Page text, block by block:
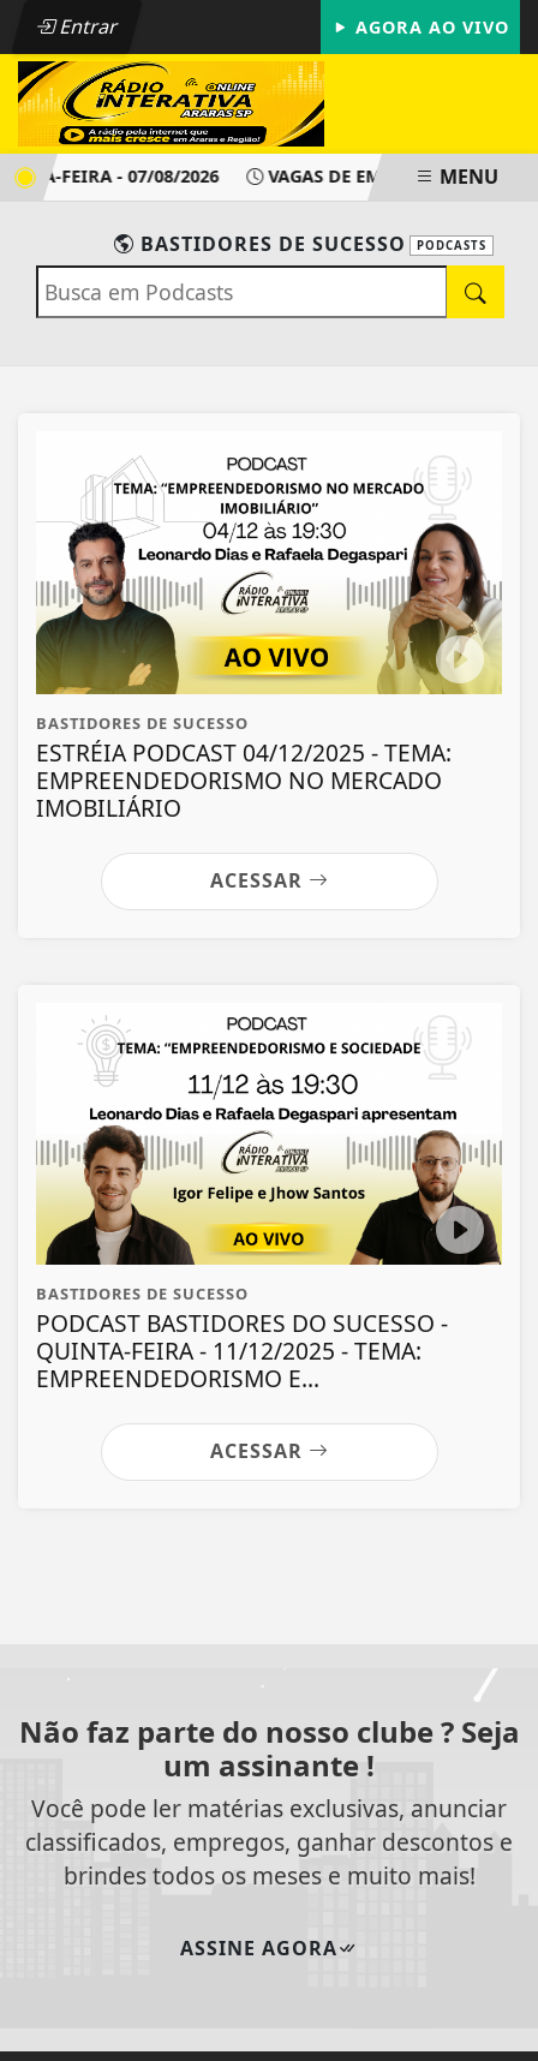
Entrar AGORA AO VIVO
FEIRA - 07/08/2026 VAGAS DE EMPREGO - PAT
MENU
BASTIDORES DE SUCESSO PODCASTS
BASTIDORES DE SUCESSO
ESTRÉIA PODCAST 04/12/2025 - TEMA:
EMPREENDEDORISMO NO MERCADO
IMOBILIÁRIO
ACESSAR
BASTIDORES DE SUCESSO
PODCAST BASTIDORES DO SUCESSO -
QUINTA-FEIRA - 11/12/2025 - TEMA:
EMPREENDEDORISMO E...
ACESSAR
Não faz parte do nosso clube ? Seja
um assinante !
Você pode ler matérias exclusivas, anunciar
classificados, empregos, ganhar descontos e
brindes todos os meses e muito mais!
ASSINE AGORA